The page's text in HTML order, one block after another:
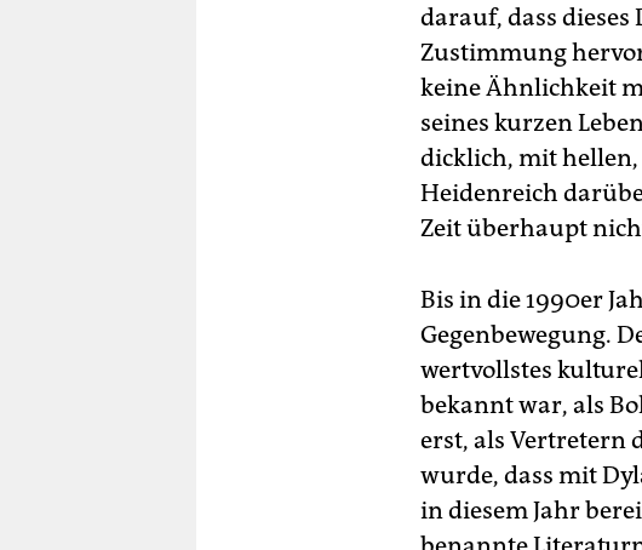
darauf, dass
Zustimmung
keine Ähnlichkeit
seines kurzen
dicklich, mit
Heidenreich
Zeit überhaupt
Bis in die 1990er
Gegenbewegung.
wertvollstes
bekannt war, als
erst, als Vertretern
wurde, dass mit
in diesem Jahr